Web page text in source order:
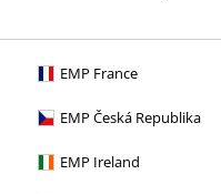
EMP France
EMP Česká Republika
EMP Ireland